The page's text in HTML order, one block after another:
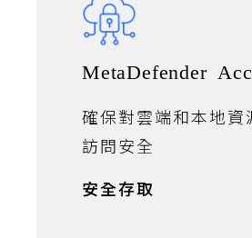
MetaDefender
確保對雲端和本地資
訪問安全
安全存取